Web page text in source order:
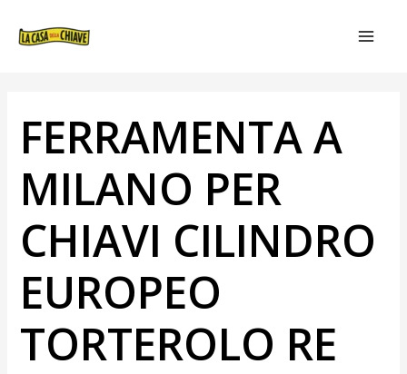
FERRAMENTA A
MILANO PER
CHIAVI CILINDRO
EUROPEO
TORTEROLO RE
ARTICOLI